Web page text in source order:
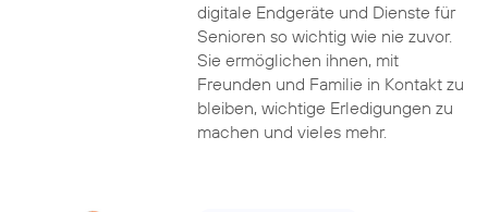
digitale Endgeräte und Dienste für
Senioren so wichtig wie nie zuvor.
Sie ermöglichen ihnen, mit
Freunden und Familie in Kontakt zu
bleiben, wichtige Erledigungen zu
machen und vieles mehr.